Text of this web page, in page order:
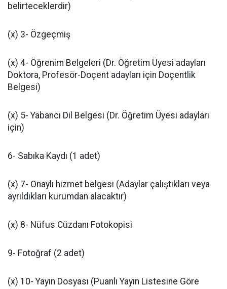
belirteceklerdir)
(x) 3- Özgeçmiş
(x) 4- Öğrenim Belgeleri (Dr. Öğretim Üyesi adayları
Doktora, Profesör-Doçent adayları için Doçentlik
Belgesi)
(x) 5- Yabancı Dil Belgesi (Dr. Öğretim Üyesi adayları
için)
6- Sabıka Kaydı (1 adet)
(x) 7- Onaylı hizmet belgesi (Adaylar çalıştıkları veya
ayrıldıkları kurumdan alacaktır)
(x) 8- Nüfus Cüzdanı Fotokopisi
9- Fotoğraf (2 adet)
(x) 10- Yayın Dosyası (Puanlı Yayın Listesine Göre